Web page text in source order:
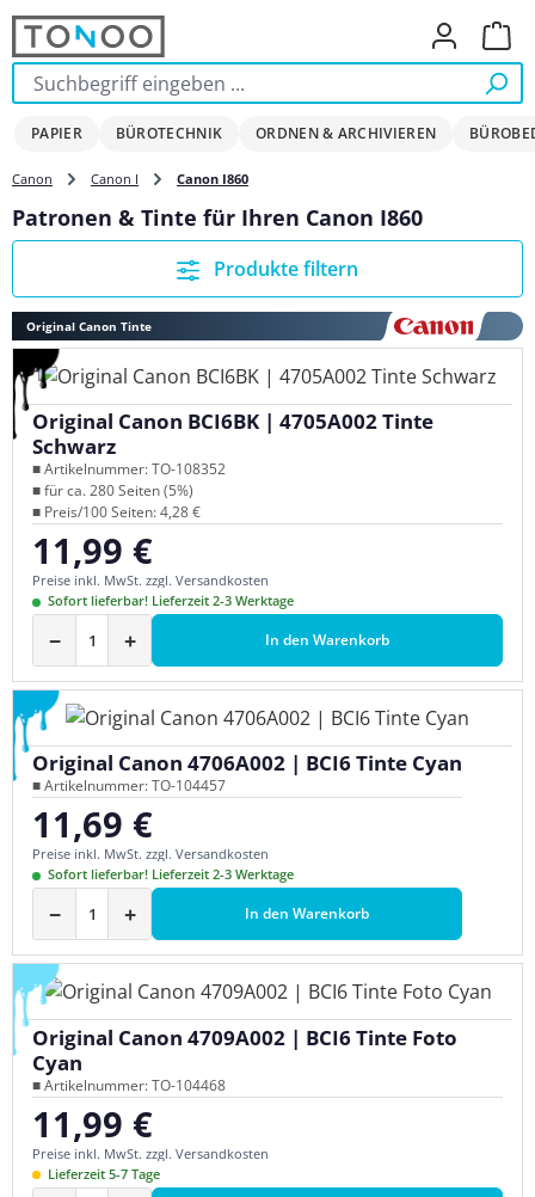
Zum Hauptinhalt springen
PAPIER BÜROTECHNIK ORDNEN & ARCHIVIEREN
Canon Canon I Canon I860
Patronen & Tinte für Ihren Canon I860
Produkte filtern
Original Canon Tinte
Original Canon BCI6BK | 4705A002 Tinte
Schwarz
■ Artikelnummer: TO-108352
■ für ca. 280 Seiten (5%)
■ Preis/100 Seiten: 4,28 €
Regulärer Preis:
11,99 €
Preise inkl. MwSt. zzgl. Versandkosten
Sofort lieferbar! Lieferzeit 2-3 Werktage
− + In den Warenkorb
Original Canon 4706A002 | BCI6 Tinte Cyan
■ Artikelnummer: TO-104457
Regulärer Preis:
11,69 €
Preise inkl. MwSt. zzgl. Versandkosten
Sofort lieferbar! Lieferzeit 2-3 Werktage
− + In den Warenkorb
Original Canon 4709A002 | BCI6 Tinte Foto
Cyan
■ Artikelnummer: TO-104468
Regulärer Preis:
11,99 €
Preise inkl. MwSt. zzgl. Versandkosten
Lieferzeit 5-7 Tage